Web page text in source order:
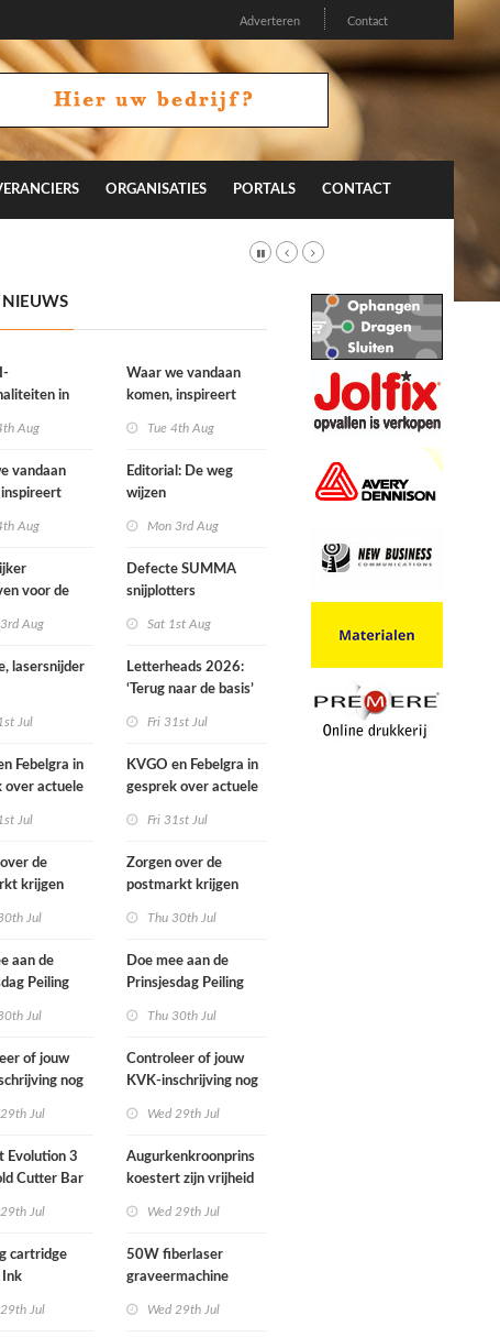
Adverteren Contact
ORGANISATIES PORTALS CONTACT
NIEUWS
in
Aug
vandaan
inspireert
Aug
voor de
Aug
lasersnijder
Jul
Febelgra in
over actuele
Jul
de
krijgen
Jul
aan de
Peiling
Jul
of jouw
nog
Jul
Evolution 3
Cutter Bar
Jul
cartridge
Ink
Jul
Waar we vandaan
komen, inspireert
Tue 4th Aug
Editorial: De weg
wijzen
Mon 3rd Aug
Defecte SUMMA
snijplotters
Sat 1st Aug
Letterheads 2026:
‘Terug naar de basis’
Fri 31st Jul
KVGO en Febelgra in
gesprek over actuele
Fri 31st Jul
Zorgen over de
postmarkt krijgen
Thu 30th Jul
Doe mee aan de
Prinsjesdag Peiling
Thu 30th Jul
Controleer of jouw
KVK-inschrijving nog
Wed 29th Jul
Augurkenkroonprins
koestert zijn vrijheid
Wed 29th Jul
50W fiberlaser
graveermachine
Wed 29th Jul